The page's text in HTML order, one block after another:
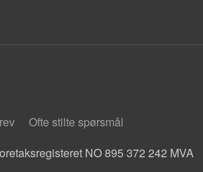
Ofte stilte spørsmål
NO 895 372 242 MVA